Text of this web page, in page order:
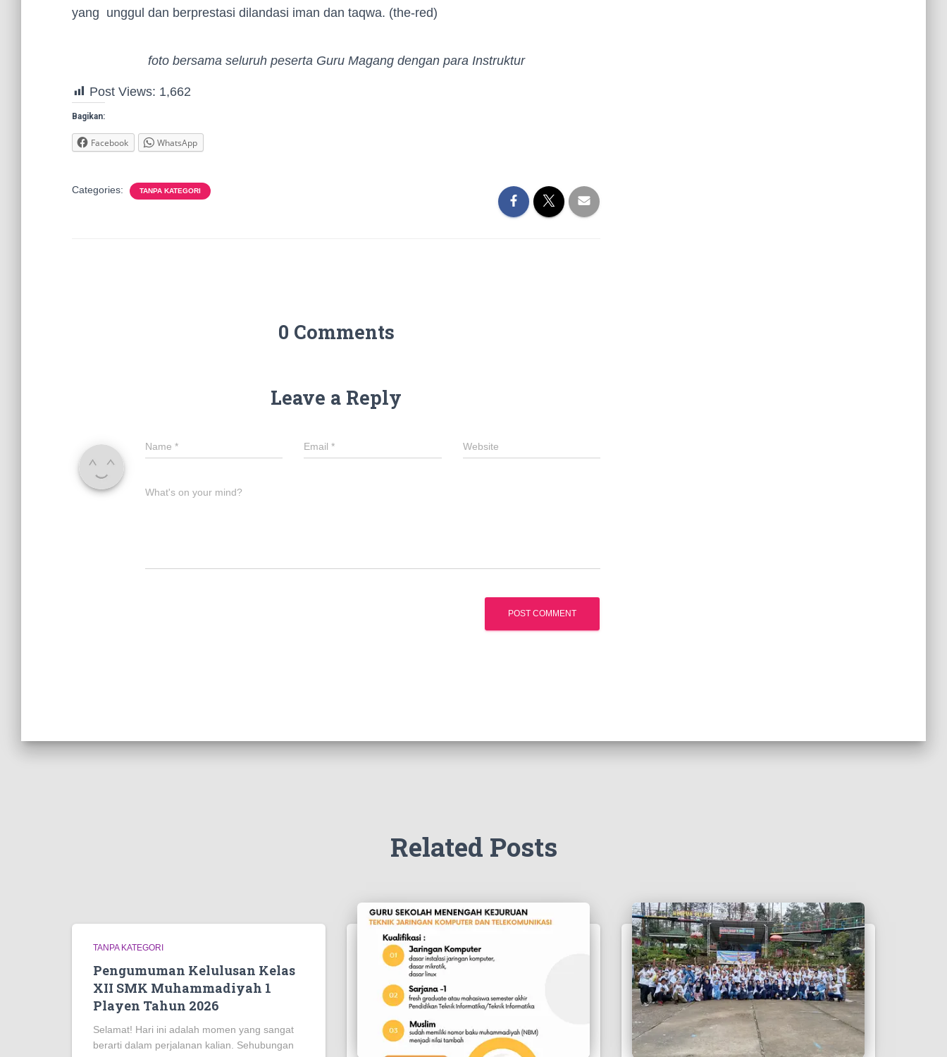
yang unggul dan berprestasi dilandasi iman dan taqwa. (the-red)
foto bersama seluruh peserta Guru Magang dengan para Instruktur
Post Views: 1,662
Bagikan:
Facebook WhatsApp
Categories: TANPA KATEGORI
0 Comments
Leave a Reply
Name * Email* Website
What's on your mind?
Related Posts
TANPA KATEGORI
Pengumuman Kelulusan Kelas
XII SMK Muhammadiyah 1
Playen Tahun 2026
Selamat! Hari ini adalah momen yang sangat
berarti dalam perjalanan kalian. Sehubungan